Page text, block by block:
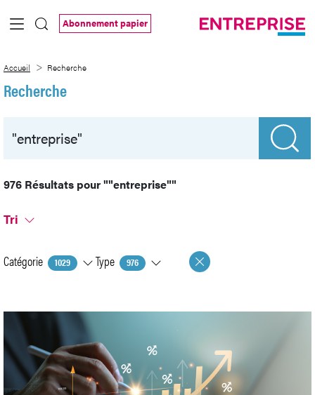
Saut au contenu principal
Abonnement papier
Accueil Recherche
Recherche
976 Résultats pour""entreprise""
Tri
Catégorie 1029 Type 976